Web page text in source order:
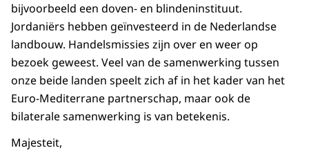
bijvoorbeeld een doven- en blindeninstituut.
Jordaniërs hebben geïnvesteerd in de Nederlandse
landbouw. Handelsmissies zijn over en weer op
bezoek geweest. Veel van de samenwerking tussen
onze beide landen speelt zich af in het kader van het
Euro-Mediterrane partnerschap, maar ook de
bilaterale samenwerking is van betekenis.
Majesteit,